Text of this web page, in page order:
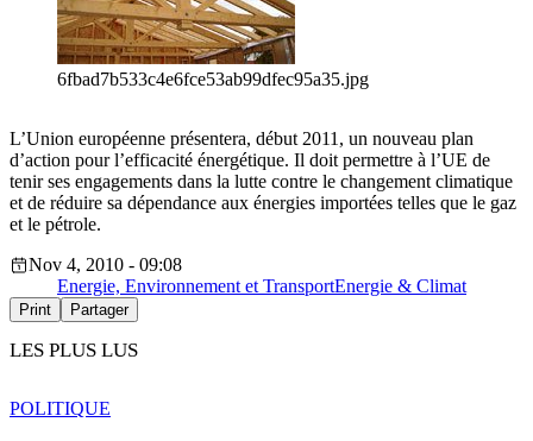
6fbad7b533c4e6fce53ab99dfec95a35.jpg
L’Union européenne présentera, début 2011, un nouveau plan
d’action pour l’efficacité énergétique. Il doit permettre à l’UE de
tenir ses engagements dans la lutte contre le changement climatique
et de réduire sa dépendance aux énergies importées telles que le gaz
et le pétrole.
Nov 4, 2010 - 09:08
Energie, Environnement et TransportEnergie & Climat
Print Partager
LES PLUS LUS
POLITIQUE